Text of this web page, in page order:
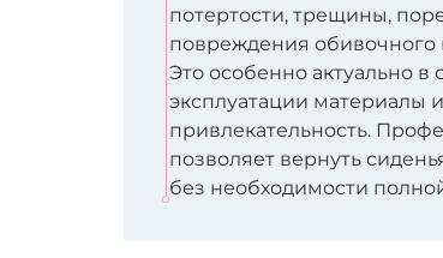
потертости, трещины,
повреждения обивочного
Это особенно актуально в
эксплуатации материалы
привлекательность.
позволяет вернуть
без необходимости